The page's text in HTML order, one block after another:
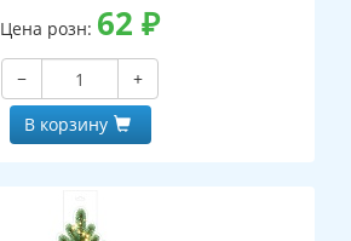
Цена розн: 62 ₽
−
+
В корзину